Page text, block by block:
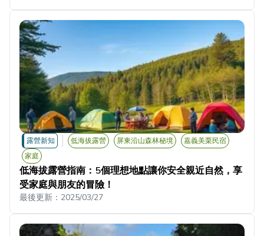
露營新知 低海拔露營 屏東沿山森林秘境
嘉義美栗民宿
家庭
低海拔露營指南：5個理想地點讓你安全親近自然，享
受家庭與朋友的冒險！
最後更新： 2025/03/27